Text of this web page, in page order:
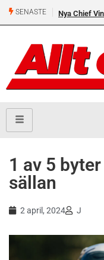
SENASTE Nya Chief
1 av 5
sällan
2 april, 2024 J